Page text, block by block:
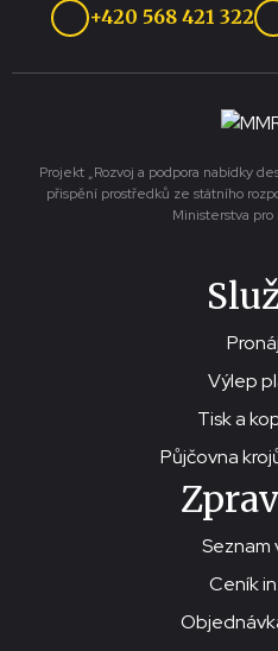
+420 568 421 322
Projekt „Rozvoj a podpora nabídky
přispění prostředků ze státního
Ministerstva pro
Výlep
Tisk a
Půjčovna
Seznam
Ceník